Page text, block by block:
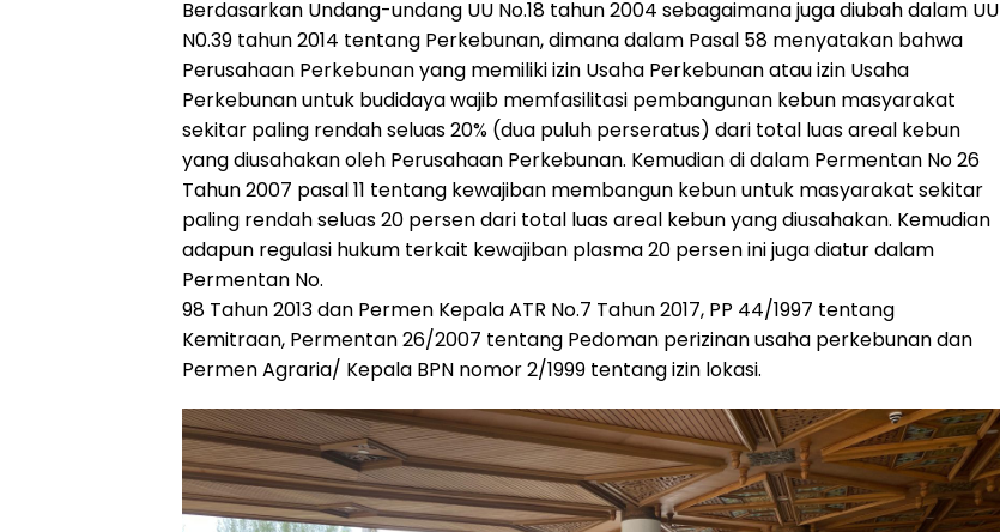
Berdasarkan Undang-undang UU No.18 tahun 2004 sebagaimana juga diubah dalam UU
N0.39 tahun 2014 tentang Perkebunan, dimana dalam Pasal 58 menyatakan bahwa
Perusahaan Perkebunan yang memiliki izin Usaha Perkebunan atau izin Usaha
Perkebunan untuk budidaya wajib memfasilitasi pembangunan kebun masyarakat
sekitar paling rendah seluas 20% (dua puluh perseratus) dari total luas areal kebun
yang diusahakan oleh Perusahaan Perkebunan. Kemudian di dalam Permentan No 26
Tahun 2007 pasal 11 tentang kewajiban membangun kebun untuk masyarakat sekitar
paling rendah seluas 20 persen dari total luas areal kebun yang diusahakan. Kemudian
adapun regulasi hukum terkait kewajiban plasma 20 persen ini juga diatur dalam
Permentan No.
98 Tahun 2013 dan Permen Kepala ATR No.7 Tahun 2017, PP 44/1997 tentang
Kemitraan, Permentan 26/2007 tentang Pedoman perizinan usaha perkebunan dan
Permen Agraria/ Kepala BPN nomor 2/1999 tentang izin lokasi.